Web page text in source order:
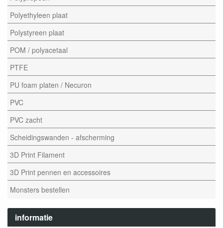
Polyethyleen plaat
Polystyreen plaat
POM / polyacetaal
PTFE
PU foam platen / Necuron
PVC
PVC zacht
Scheidingswanden - afscherming
3D Print Filament
3D Print pennen en accessoires
Monsters bestellen
informatie